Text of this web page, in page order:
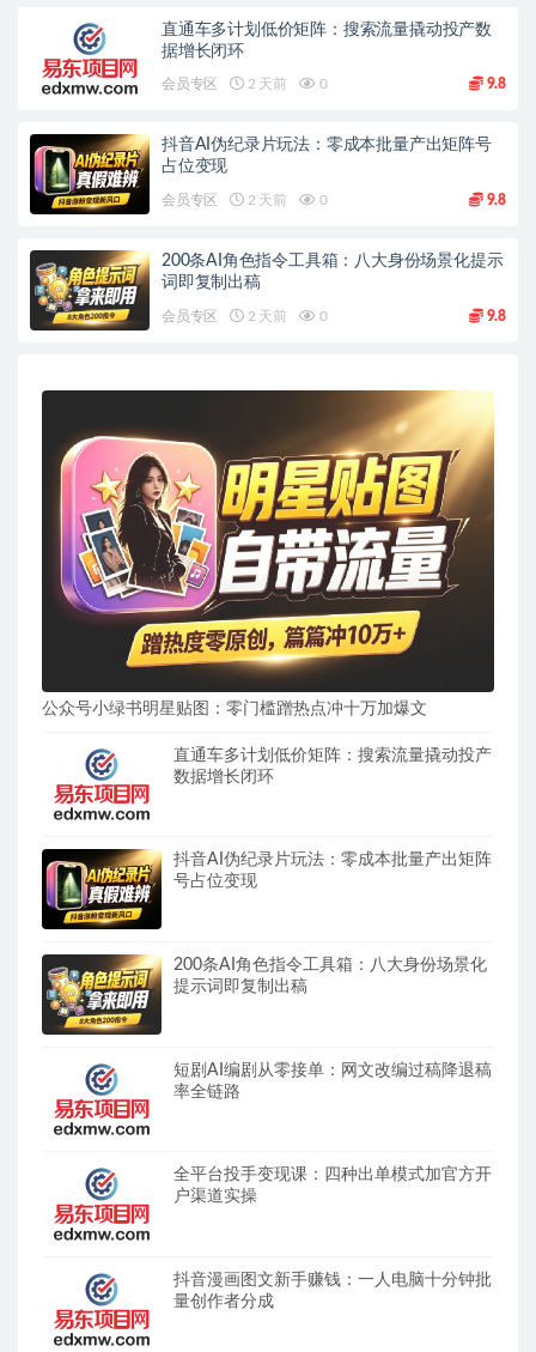
直通车多计划低价矩阵：搜索流量撬动投产数
据增长闭环
会员专区 2 天前 0 9.8
抖音AI伪纪录片玩法：零成本批量产出矩阵号
占位变现
会员专区 2 天前 0 9.8
200条AI角色指令工具箱：八大身份场景化提示
词即复制出稿
会员专区 2 天前 0 9.8
公众号小绿书明星贴图：零门槛蹭热点冲十万加爆文
直通车多计划低价矩阵：搜索流量撬动投产
数据增长闭环
抖音AI伪纪录片玩法：零成本批量产出矩阵
号占位变现
200条AI角色指令工具箱：八大身份场景化
提示词即复制出稿
短剧AI编剧从零接单：网文改编过稿降退稿
率全链路
全平台投手变现课：四种出单模式加官方开
户渠道实操
抖音漫画图文新手赚钱：一人电脑十分钟批
量创作者分成